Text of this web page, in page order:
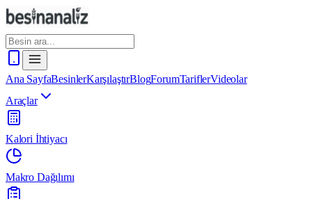
Ana SayfaBesinlerKarşılaştırBlogForumTariflerVideolar
Araçlar
Kalori İhtiyacı
Makro Dağılımı